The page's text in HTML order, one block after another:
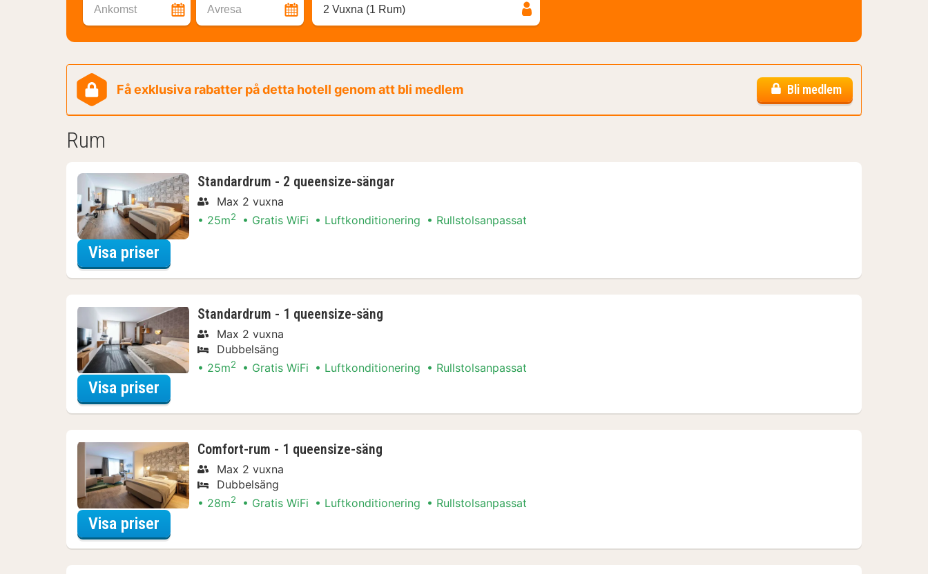
Ankomst Avresa 2 Vuxna (1 Rum)
Få exklusiva rabatter på detta hotell genom att bli medlem Bli medlem
Rum
Standardrum - 2 queensize-sängar
Max 2 vuxna
25m2 Gratis WiFi Luftkonditionering Rullstolsanpassat
Visa priser
Standardrum - 1 queensize-säng
Max 2 vuxna
Dubbelsäng
25m2 Gratis WiFi Luftkonditionering Rullstolsanpassat
Visa priser
Comfort-rum - 1 queensize-säng
Max 2 vuxna
Dubbelsäng
28m2 Gratis WiFi Luftkonditionering Rullstolsanpassat
Visa priser